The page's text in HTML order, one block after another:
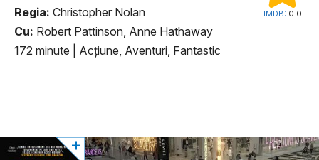
IMDB: 0.0
Regia: Christopher Nolan
Cu: Robert Pattinson, Anne Hathaway
172 minute
Acţiune, Aventuri, Fantastic